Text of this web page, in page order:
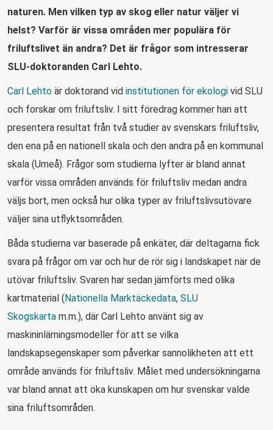
naturen. Men vilken typ av skog eller natur väljer vi
helst? Varför är vissa områden mer populära för
friluftslivet än andra? Det är frågor som intresserar
SLU-doktoranden Carl Lehto.
Carl Lehto är doktorand vid institutionen för ekologi vid SLU
och forskar om friluftsliv. I sitt föredrag kommer han att
presentera resultat från två studier av svenskars friluftsliv,
den ena på en nationell skala och den andra på en kommunal
skala (Umeå). Frågor som studierna lyfter är bland annat
varför vissa områden används för friluftsliv medan andra
väljs bort, men också hur olika typer av friluftslivsutövare
väljer sina utflyktsområden.
Båda studierna var baserade på enkäter, där deltagarna fick
svara på frågor om var och hur de rör sig i landskapet när de
utövar friluftsliv. Svaren har sedan jämförts med olika
kartmaterial (Nationella Marktäckedata, SLU
Skogskarta m.m.), där Carl Lehto använt sig av
maskininlärningsmodeller för att se vilka
landskapsegenskaper som påverkar sannolikheten att ett
område används för friluftsliv. Målet med undersökningarna
var bland annat att öka kunskapen om hur svenskar valde
sina friluftsområden.